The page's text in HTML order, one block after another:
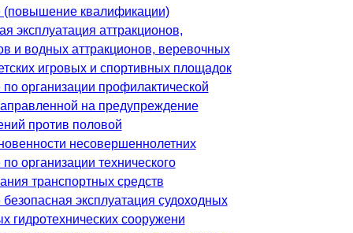
(повышение квалификации)
эксплуатация аттракционов,
и водных аттракционов, веревочных
игровых и спортивных площадок
организации профилактической
на предупреждение
против половой
несовершеннолетних
организации технического
транспортных средств
эксплуатация судоходных
гидротехнических сооружени